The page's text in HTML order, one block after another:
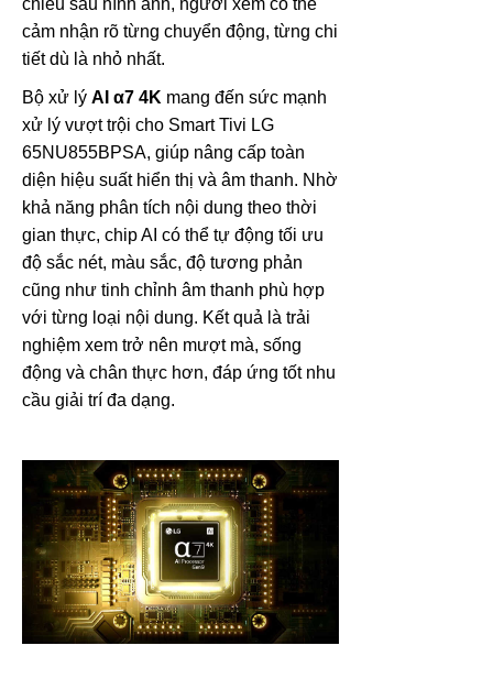
chiều sâu hình ảnh, người xem có thể
cảm nhận rõ từng chuyển động, từng chi
tiết dù là nhỏ nhất.
Bộ xử lý AI α7 4K mang đến sức mạnh
xử lý vượt trội cho Smart Tivi LG
65NU855BPSA, giúp nâng cấp toàn
diện hiệu suất hiển thị và âm thanh. Nhờ
khả năng phân tích nội dung theo thời
gian thực, chip AI có thể tự động tối ưu
độ sắc nét, màu sắc, độ tương phản
cũng như tinh chỉnh âm thanh phù hợp
với từng loại nội dung. Kết quả là trải
nghiệm xem trở nên mượt mà, sống
động và chân thực hơn, đáp ứng tốt nhu
cầu giải trí đa dạng.